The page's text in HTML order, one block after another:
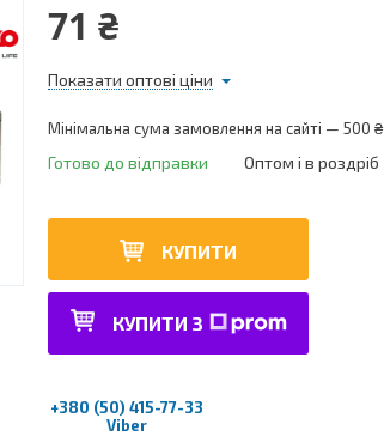
71 ₴
Показати оптові ціни
Мінімальна сума замовлення на сайті — 500 ₴
Готово до відправки Оптом і в роздріб
КУПИТИ
КУПИТИ З
+380 (50) 415-77-33
Viber